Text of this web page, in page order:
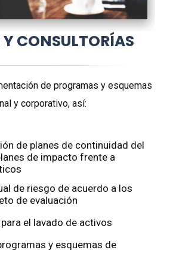
CONSULTORÍAS
de programas y esquemas
y corporativo, así:
de planes de continuidad del
de impacto frente a
de riesgo de acuerdo a los
de evaluación
el lavado de activos
y esquemas de